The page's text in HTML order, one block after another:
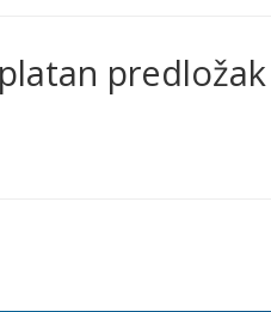
predložak